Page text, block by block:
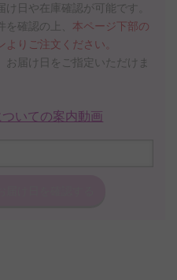
日や在庫確認が可能です。
を確認の上、 本ページ下部の
よりご注文ください。
届け日をご指定いただけま
いての案内動画